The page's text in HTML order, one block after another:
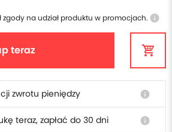
zgody na udział produktu w promocjach. info
teraz
zwrotu pieniędzy info
teraz, zapłać do 30 dni info